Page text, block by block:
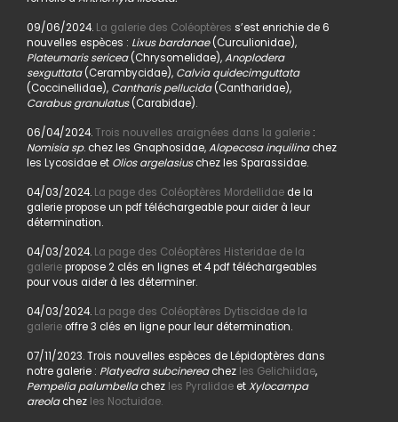
09/06/2024.La galerie des Coléoptères s’est enrichie de 6
nouvelles espèces : Lixus bardanae(Curculionidae),
Plateumaris sericea(Chrysomelidae),Anoplodera
sexguttata(Cerambycidae), Calvia quidecimguttata
(Coccinellidae), Cantharis pellucida(Cantharidae),
Carabus granulatus(Carabidae).
06/04/2024.Trois nouvelles araignées dans la galerie:
Nomisia sp. chez les Gnaphosidae,Alopecosa inquilinachez
les Lycosidae et Olios argelasiuschez les Sparassidae.
04/03/2024. La page des Coléoptères Mordellidaede la
galerie propose un pdf téléchargeable pour aider à leur
détermination.
04/03/2024. La page des Coléoptères Histeridae de la
galeriepropose 2 clés en lignes et 4 pdf téléchargeables
pour vous aider à les déterminer.
04/03/2024. La page des Coléoptères Dytiscidae de la
galerieoffre 3 clés en ligne pour leur détermination.
07/11/2023. Trois nouvelles espèces de Lépidoptères dans
notre galerie : Platyedra subcinereachez les Gelichiidae,
Pempelia palumbellachez les PyralidaeetXylocampa
areolachez les Noctuidae.